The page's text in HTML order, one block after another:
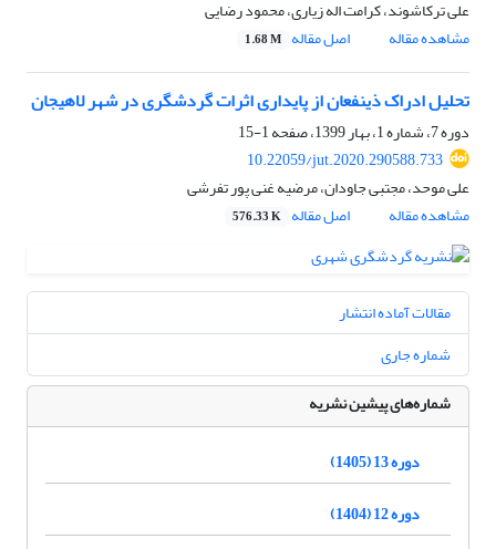
علی ترکاشوند، کرامت اله زیاری، محمود رضایی
مشاهده مقاله
اصل مقاله 1.68 M
تحلیل ادراک ذینفعان از پایداری اثرات گردشگری در شهر لاهیجان
دوره 7، شماره 1، بهار 1399، صفحه
1-15
10.22059/jut.2020.290588.733
علی موحد، مجتبی جاودان، مرضیه غنی پور تفرشی
مشاهده مقاله
اصل مقاله 576.33 K
مقالات آماده انتشار
شماره جاری
شماره‌های پیشین نشریه
دوره 13 (1405)
دوره 12 (1404)